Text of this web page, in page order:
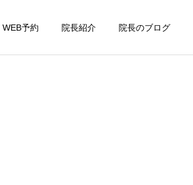
WEB予約 院長紹介 院長のブログ